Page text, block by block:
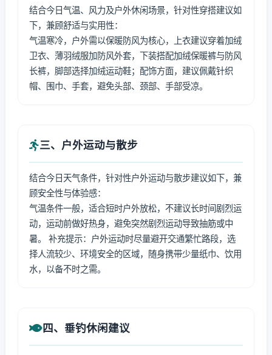
结合今日气温、风力及户外休闲场景，针对性穿搭建议如
下，兼顾舒适与实用性：
气温寒冷，户外需以保暖防风为核心，上衣建议穿着加绒
卫衣、薄羽绒服加防风外套，下装搭配加绒保暖裤与防风
长裤，脚部选择加绒运动鞋；配饰方面，建议佩戴针织
帽、围巾、手套，避免头部、颈部、手部受凉。
三、户外运动与散步
结合今日天气条件，针对性户外运动与散步建议如下，兼
顾安全性与体验感：
气温条件一般，适合短时户外放松，不建议长时间剧烈运
动，运动前做好热身，避免突然剧烈运动导致抽筋或中
暑。 补充提示：户外运动时尽量避开交通繁忙路段，选
择人流较少、环境安全的区域，随身携带少量纸巾、饮用
水，以备不时之需。
四、垂钓休闲建议